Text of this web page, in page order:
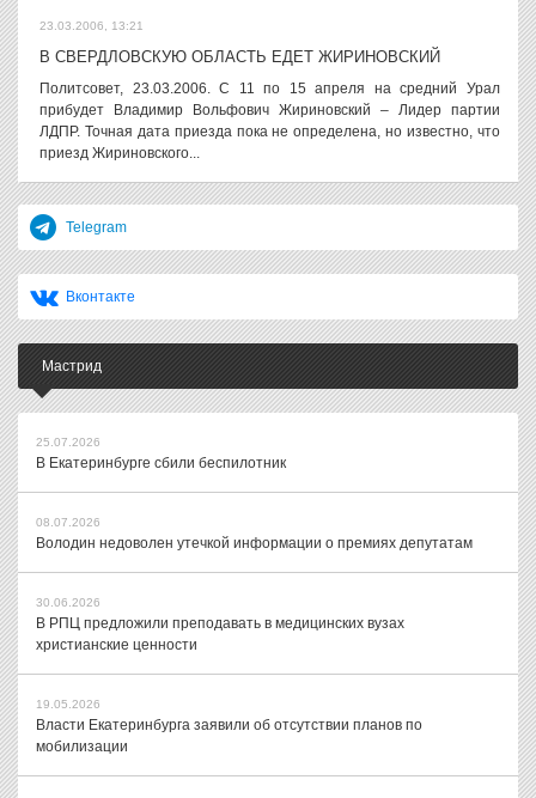
23.03.2006, 13:21
В СВЕРДЛОВСКУЮ ОБЛАСТЬ ЕДЕТ ЖИРИНОВСКИЙ
Политсовет, 23.03.2006. С 11 по 15 апреля на средний Урал
прибудет Владимир Вольфович Жириновский – Лидер партии
ЛДПР. Точная дата приезда пока не определена, но известно, что
приезд Жириновского...
Telegram
Вконтакте
Мастрид
25.07.2026
В Екатеринбурге сбили беспилотник
08.07.2026
Володин недоволен утечкой информации о премиях депутатам
30.06.2026
В РПЦ предложили преподавать в медицинских вузах
христианские ценности
19.05.2026
Власти Екатеринбурга заявили об отсутствии планов по
мобилизации